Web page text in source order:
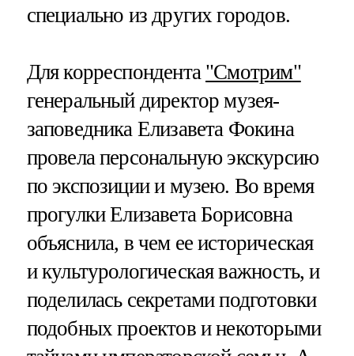
специально из других городов.
Для корреспондента "Смотрим"
генеральный директор музея-
заповедника Елизавета Фокина
провела персональную экскурсию
по экспозиции и музею. Во время
прогулки Елизавета Борисовна
объяснила, в чем ее историческая
и культурологическая важность, и
поделилась секретами подготовки
подобных проектов и некоторыми